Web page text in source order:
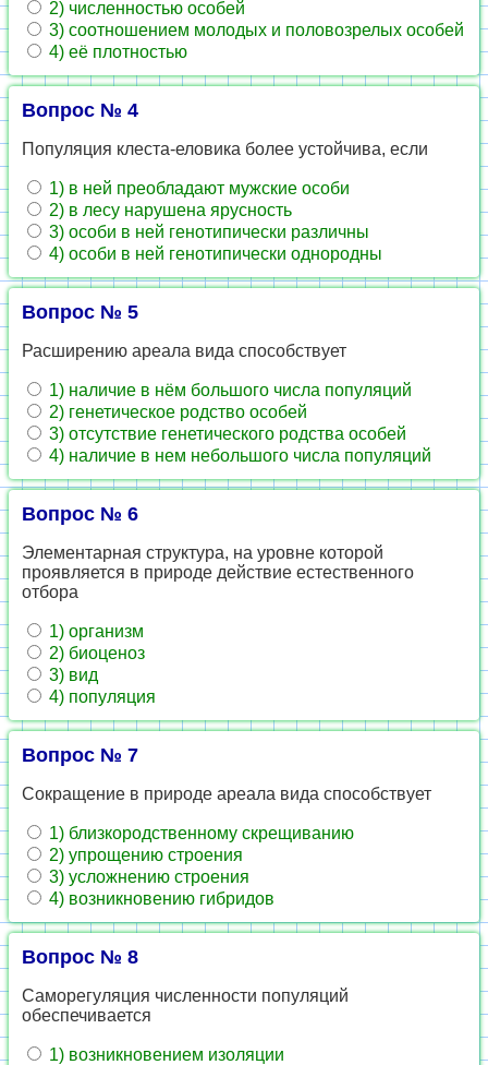
2) численностью особей
3) соотношением молодых и половозрелых особей
4) её плотностью
Вопрос № 4
Популяция клеста-еловика более устойчива, если
1) в ней преобладают мужские особи
2) в лесу нарушена ярусность
3) особи в ней генотипически различны
4) особи в ней генотипически однородны
Вопрос № 5
Расширению ареала вида способствует
1) наличие в нём большого числа популяций
2) генетическое родство особей
3) отсутствие генетического родства особей
4) наличие в нем небольшого числа популяций
Вопрос № 6
Элементарная структура, на уровне которой
проявляется в природе действие естественного
отбора
1) организм
2) биоценоз
3) вид
4) популяция
Вопрос № 7
Сокращение в природе ареала вида способствует
1) близкородственному скрещиванию
2) упрощению строения
3) усложнению строения
4) возникновению гибридов
Вопрос № 8
Саморегуляция численности популяций
обеспечивается
1) возникновением изоляции